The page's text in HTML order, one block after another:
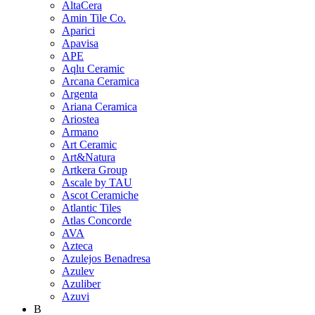
AltaCera
Amin Tile Co.
Aparici
Apavisa
APE
Aqlu Ceramic
Arcana Ceramica
Argenta
Ariana Ceramica
Ariostea
Armano
Art Ceramic
Art&Natura
Artkera Group
Ascale by TAU
Ascot Ceramiche
Atlantic Tiles
Atlas Concorde
AVA
Azteca
Azulejos Benadresa
Azulev
Azuliber
Azuvi
B